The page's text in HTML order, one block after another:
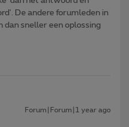
De andere forumleden in
dan sneller een oplossing
Forum|Forum|1 year ago